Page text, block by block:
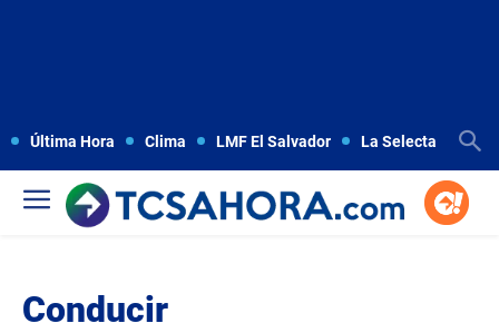
Última Hora Clima LMF El Salvador La Selecta
Conducir